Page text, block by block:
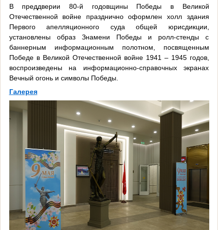
В преддверии 80-й годовщины Победы в Великой
Отечественной войне празднично оформлен холл здания
Первого апелляционного суда общей юрисдикции,
установлены образ Знамени Победы и ролл-стенды с
баннерным информационным полотном, посвященным
Победе в Великой Отечественной войне 1941 – 1945 годов,
воспроизведены на информационно-справочных экранах
Вечный огонь и символы Победы.
Галерея